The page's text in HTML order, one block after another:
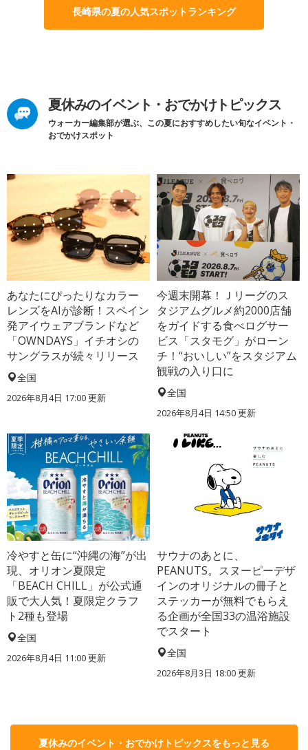
長崎県の夏の人気スポットランキング
夏休みのイベント・おでかけトピックス
ウォーカー編集部が選ぶ、この夏におすすめしたい旬なイベント・
おでかけスポット
あなたにぴったりなカラー
レンズをAIが診断！スペイン
発アイウェアブランドなど
「OWNDAYS」イチオシの
サングラスが続々リリース
全国
2026年8月4日 17:00更新
今週末開幕！Ｊリーグのス
タジアムグルメ約2000店舗
をガイドする食べログサー
ビス「スタモグ」がローン
チ！“おいしい”をスタジアム
観戦の入り口に
全国
2026年8月4日 14:50更新
冷やすと缶に“沖縄の海”が出
現、オリオン夏限定
「BEACH CHILL」が公式通
販で大人気！夏限定クラフ
ト2種も登場
全国
2026年8月4日 11:00更新
サウナのあとに、
PEANUTS。スヌーピーデザ
インのオリジナルの冊子と
ステッカーが無料でもらえ
る企画が全国33の温浴施設
でスタート
全国
2026年8月3日 18:00更新
夏休みのイベント・おでかけトピックスをもっと見る